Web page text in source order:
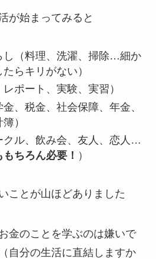
が始まってみると
し（料理、洗濯、掃除…細か
らキリがない）
ポート、実験、実習）
、税金、社会保障、年金、
）
クル、飲み会、友人、恋人…
ちろん必要！ ）
ことが山ほどありました
金のことを学ぶのは嫌いで
自分の生活に直結しますか